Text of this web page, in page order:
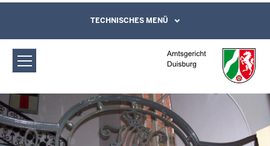
Amtsgericht Duisburg: Sitzungstermine
Direkt zum Inhalt
Leichte Sprache, Gebärdensprachenvideo
und Kontaktformular
TECHNISCHES MENÜ